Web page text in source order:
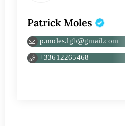
Patrick Moles
p.moles.lgb@gmail.com
+33612265468